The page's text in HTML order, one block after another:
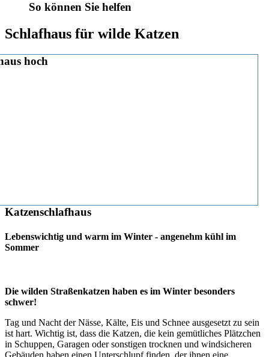
So können Sie helfen
Schlafhaus für wilde Katzen
Katzenschlafhaus
Lebenswichtig und warm im Winter - angenehm kühl im
Sommer
Die wilden Straßenkatzen haben es im Winter besonders
schwer!
Tag und Nacht der Nässe, Kälte, Eis und Schnee ausgesetzt zu sein
ist hart. Wichtig ist, dass die Katzen, die kein gemütliches Plätzchen
in Schuppen, Garagen oder sonstigen trocknen und windsicheren